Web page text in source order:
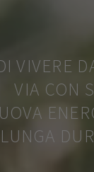
VIVERE
VIA CON
LUNGA